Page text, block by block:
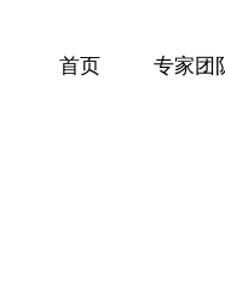
首页 专家团